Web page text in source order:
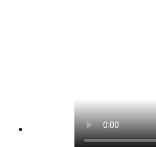
Çılgın Motorcular